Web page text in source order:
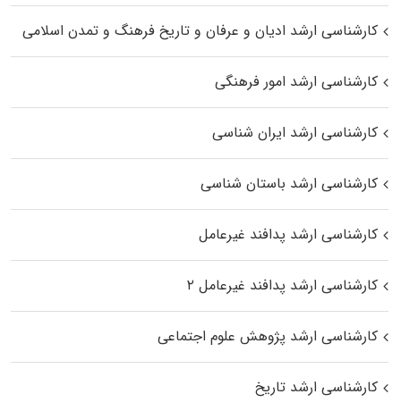
کارشناسی ارشد ادیان و عرفان و تاریخ فرهنگ و تمدن اسلامی
کارشناسی ارشد امور فرهنگی
کارشناسی ارشد ایران شناسی
کارشناسی ارشد باستان شناسی
کارشناسی ارشد پدافند غیرعامل
کارشناسی ارشد پدافند غیرعامل ۲
کارشناسی ارشد پژوهش علوم اجتماعی
کارشناسی ارشد تاریخ